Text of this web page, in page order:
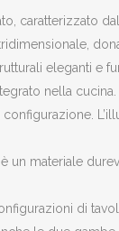
caratterizzato
eleganti e
nella
un materiale
di